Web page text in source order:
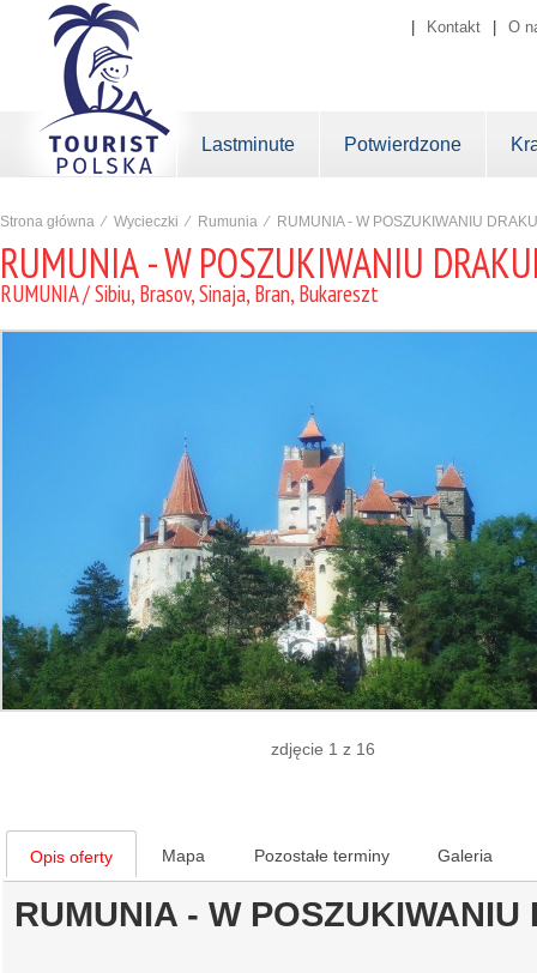
Kontakt O
Lastminute Potwierdzone
Strona główna ⁄ Wycieczki ⁄ Rumunia ⁄ RUMUNIA - W POSZUKIWANIU
RUMUNIA - W POSZUKIWANIU
RUMUNIA / Sibiu, Brasov, Sinaja, Bran, Bukareszt
zdjęcie 1 z 16
Opis oferty Mapa Pozostałe terminy Galeria
RUMUNIA - W POSZUKIWANIU